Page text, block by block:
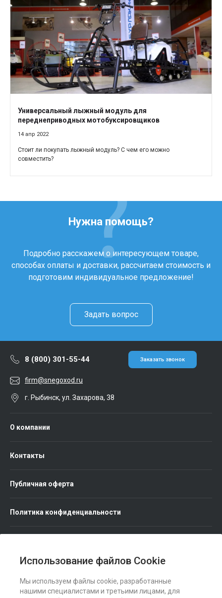
Использование файлов Cookie
Мы используем файлы cookie, разработанные
нашими специалистами и третьими лицами, для
Универсальный лыжный модуль для
переднеприводных мотобуксировщиков
14 апр 2022
Стоит ли покупать лыжный модуль? С чем его можно
совместить?
Нужна помощь?
Подробно расскажем о интересующем товаре,
способах оплаты и доставки, рассчитаем стоимость и
подготовим индивидуальное предложение!
Задать вопрос
8 (800) 301-55-44 Заказать звонок
firm@snegoxod.ru
г. Рыбинск, ул. Захарова, 38
О компании
Контакты
Публичная оферта
Политика конфиденциальности
Мы в соц. сетях